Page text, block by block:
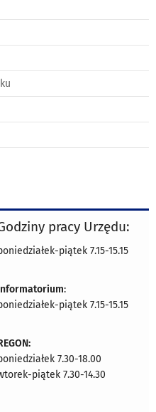
pracy Urzędu:
piątek 7.15-15.15
:
piątek 7.15-15.15
7.30-18.00
piątek 7.30-14.30